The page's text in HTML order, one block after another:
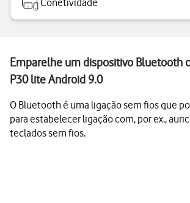
Conetividade
Emparelhe um dispositivo Bluetooth
P30 lite Android 9.0
O Bluetooth é uma ligação sem fios que
para estabelecer ligação com, por ex.,
teclados sem fios.